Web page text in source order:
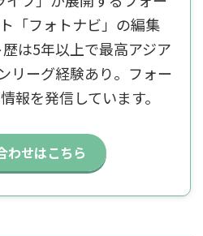
「フォトナビ」の編集
は5年以上で最高アジア
リーグ経験あり。フォー
報を発信しています。
わせはこちら